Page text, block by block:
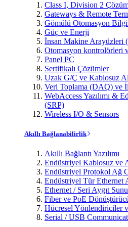
Class I, Division 2
Gateways & Remote
Gömülü Otomasyon
Güç ve Enerji
İnsan Makine Arayüzleri
Otomasyon kontrolörleri
Panel PC
Sertifikalı Çözümler
Uzak G/Ç ve Kablosuz
Veri Toplama (DAQ) ve
WebAccess Yazılımı &
(SRP)
Wireless I/O & Sensors
Akıllı Bağlanabilirlik
Akıllı Bağlantı Yazılımı
Endüstriyel Kablosuz ve
Endüstriyel Protokol Ağ
Endüstriyel Tür Ethernet
Ethernet / Seri Aygıt
Fiber ve PoE
Hücresel Yönlendiriciler
Serial / USB